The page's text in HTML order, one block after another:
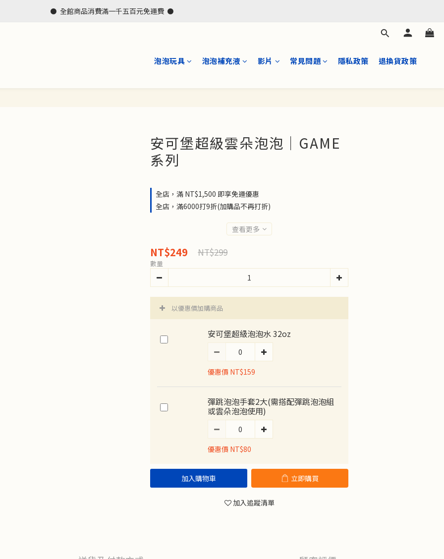
⚫  全館商品消費滿一千五百元免運費  ⚫
泡泡玩具 泡泡補充液 影片 常見問題 隱私政策 退換貨政策
安可堡超級雲朵泡泡｜GAME
系列
全店，滿 NT$1,500 即享免運優惠
全店，滿6000打9折(加購品不再打折)
查看更多
NT$249 NT$299
數量
以優惠價加購商品
安可堡超級泡泡水 32oz
優惠價 NT$159
彈跳泡泡手套2大(需搭配彈跳泡泡組
或雲朵泡泡使用)
優惠價 NT$80
加入購物車 立即購買
加入追蹤清單